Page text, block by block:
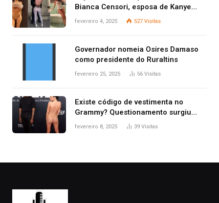
Bianca Censori, esposa de Kanye
West que apareceu nua no Grammy
fevereiro 4, 2025 527 Visitas
Governador nomeia Osires Damaso
como presidente do Ruraltins
fevereiro 25, 2025 56 Visitas
Existe código de vestimenta no
Grammy? Questionamento surgiu
após Bianca Censori, mulher de
fevereiro 8, 2025 39 Visitas